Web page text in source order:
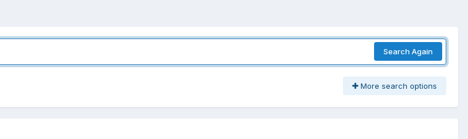
Search Again
More search options